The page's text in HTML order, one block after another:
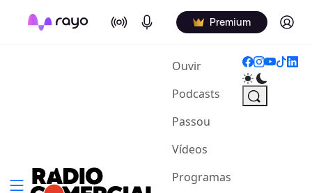
On Air Podcasts Premium Log in
Ouvir(current)
Podcasts
Passou
Vídeos
Programas